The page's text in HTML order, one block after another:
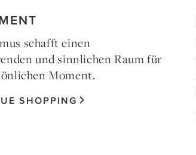
schafft einen
und sinnlichen Raum für
Moment.
SHOPPING